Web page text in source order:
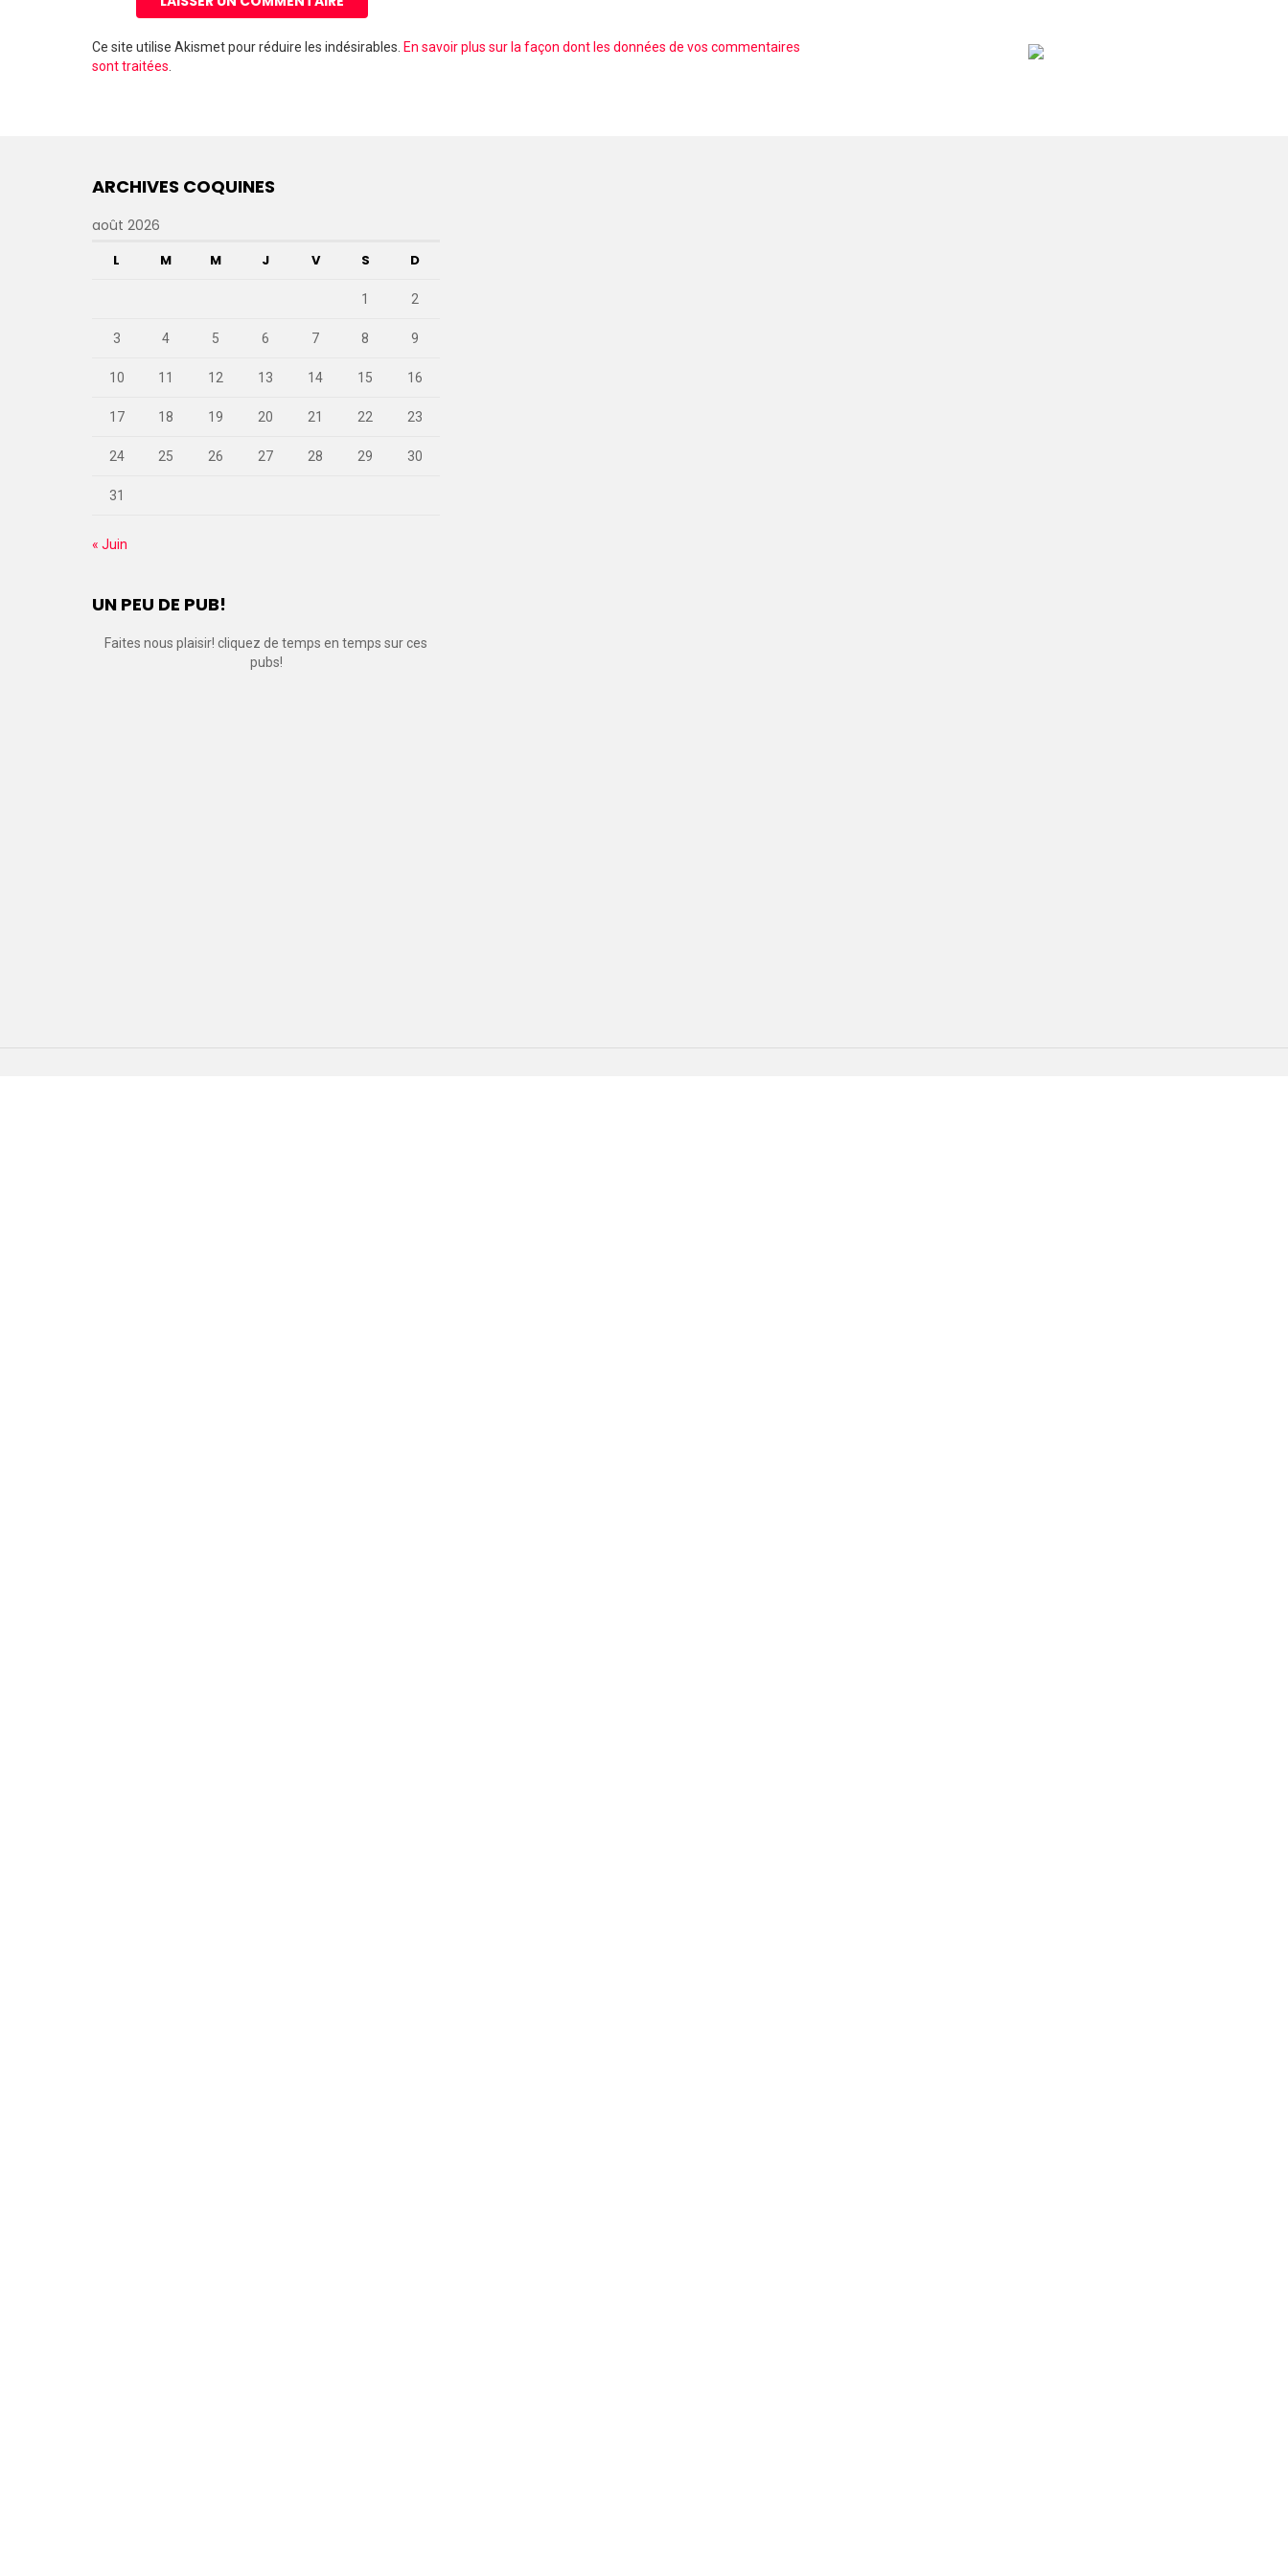
Ce site utilise Akismet pour réduire les indésirables. En savoir plus sur la façon dont les données de vos commentaires
sont traitées
ARCHIVES COQUINES
août 2026
L M M J V S D
1 2
3 4 5 6 7 8 9
10 11 12 13 14 15 16
17 18 19 20 21 22 23
24 25 26 27 28 29 30
31
« Juin
UN PEU DE PUB!
Faites nous plaisir! cliquez de temps en temps sur ces
pubs!